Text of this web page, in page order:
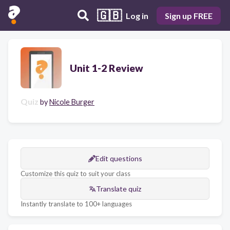
🇬🇧 Log in Sign up FREE
Unit 1-2 Review
Quiz byNicole Burger
Edit questions
Customize this quiz to suit your class
Translate quiz
Instantly translate to 100+ languages